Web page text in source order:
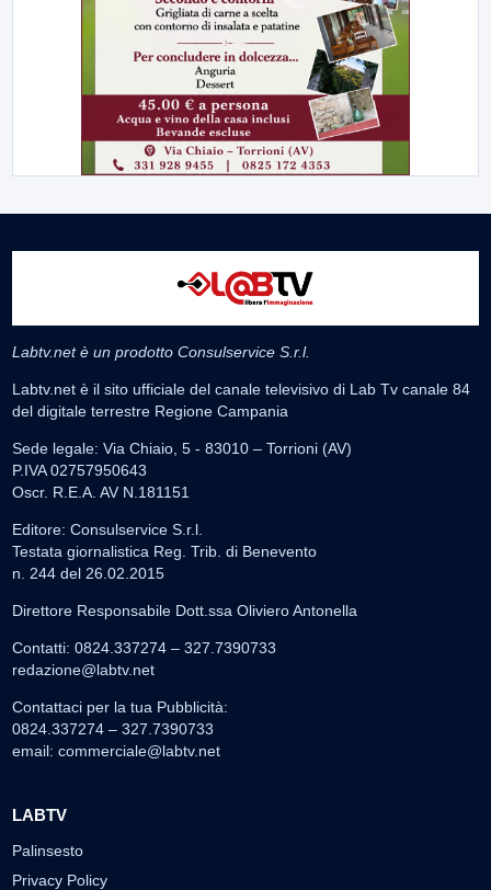
Labtv.net è un prodotto Consulservice S.r.l.
Labtv.net è il sito ufficiale del canale televisivo di Lab Tv canale 84
del digitale terrestre Regione Campania
Sede legale: Via Chiaio, 5 - 83010 – Torrioni (AV)
P.IVA 02757950643
Oscr. R.E.A. AV N.181151
Editore: Consulservice S.r.l.
Testata giornalistica Reg. Trib. di Benevento
n. 244 del 26.02.2015
Direttore Responsabile Dott.ssa Oliviero Antonella
Contatti: 0824.337274 – 327.7390733
redazione@labtv.net
Contattaci per la tua Pubblicità:
0824.337274 – 327.7390733
email: commerciale@labtv.net
LABTV
Palinsesto
Privacy Policy